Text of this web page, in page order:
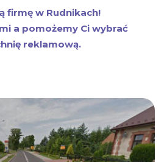
firmę w Rudnikach!
a pomożemy Ci wybrać
reklamową.